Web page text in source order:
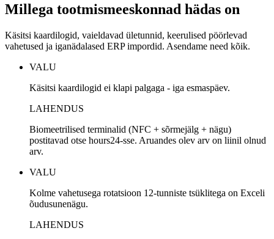
Millega tootmismeeskonnad hädas on
Käsitsi kaardilogid, vaieldavad ületunnid, keerulised pöörlevad
vahetused ja iganädalased ERP impordid. Asendame need kõik.
VALU
Käsitsi kaardilogid ei klapi palgaga - iga esmaspäev.
LAHENDUS
Biomeetrilised terminalid (NFC + sõrmejälg + nägu)
postitavad otse hours24-sse. Aruandes olev arv on liinil olnud
arv.
VALU
Kolme vahetusega rotatsioon 12-tunniste tsüklitega on Exceli
õudusunenägu.
LAHENDUS